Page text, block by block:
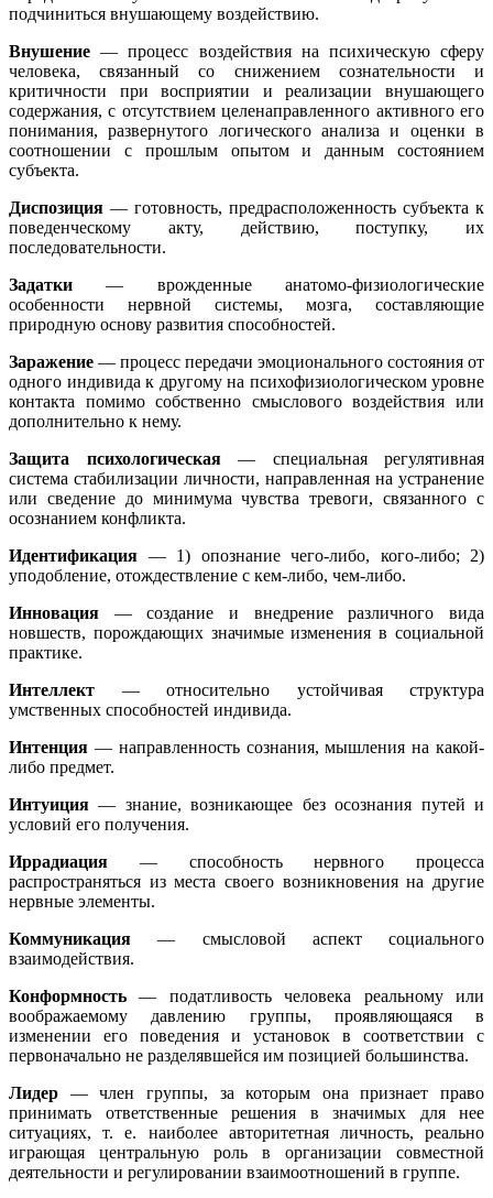
подчиниться внушающему воздействию.
Внушение— процесс воздействия на психическую сферу
человека, связанный со снижением сознательности и
критичности при восприятии и реализации внушающего
содержания, с отсутствием целенаправленного активного его
понимания, развернутого логического анализа и оценки в
соотношении с прошлым опытом и данным состоянием
субъекта.
Диспозиция — готовность, предрасположенность субъекта к
поведенческому акту, действию, поступку, их
последовательности.
Задатки— врожденные анатомо-физиологические
особенности нервной системы, мозга, составляющие
природную основу развития способностей.
Заражение — процесс передачи эмоционального состояния от
одного индивида к другому на психофизиологическом уровне
контакта помимо собственно смыслового воздействия или
дополнительно к нему.
Защита психологическая — специальная регулятивная
система стабилизации личности, направленная на устранение
или сведение до минимума чувства тревоги, связанного с
осознанием конфликта.
Идентификация — 1) опознание чего-либо, кого-либо; 2)
уподобление, отождествление с кем-либо, чем-либо.
Инновация — создание и внедрение различного вида
новшеств, порождающих значимые изменения в социальной
практике.
Интеллект — относительно устойчивая структура
умственных способностей индивида.
Интенция — направленность сознания, мышления на какой-
либо предмет.
Интуиция— знание, возникающее без осознания путей и
условий его получения.
Иррадиация — способность нервного процесса
распространяться из места своего возникновения на другие
нервные элементы.
Коммуникация— смысловой аспект социального
взаимодействия.
Конформность— податливость человека реальному или
воображаемому давлению группы, проявляющаяся в
изменении его поведения и установок в соответствии с
первоначально не разделявшейся им позицией большинства.
Лидер — член группы, за которым она признает право
принимать ответственные решения в значимых для нее
ситуациях, т. е. наиболее авторитетная личность, реально
играющая центральную роль в организации совместной
деятельности и регулировании взаимоотношений в группе.